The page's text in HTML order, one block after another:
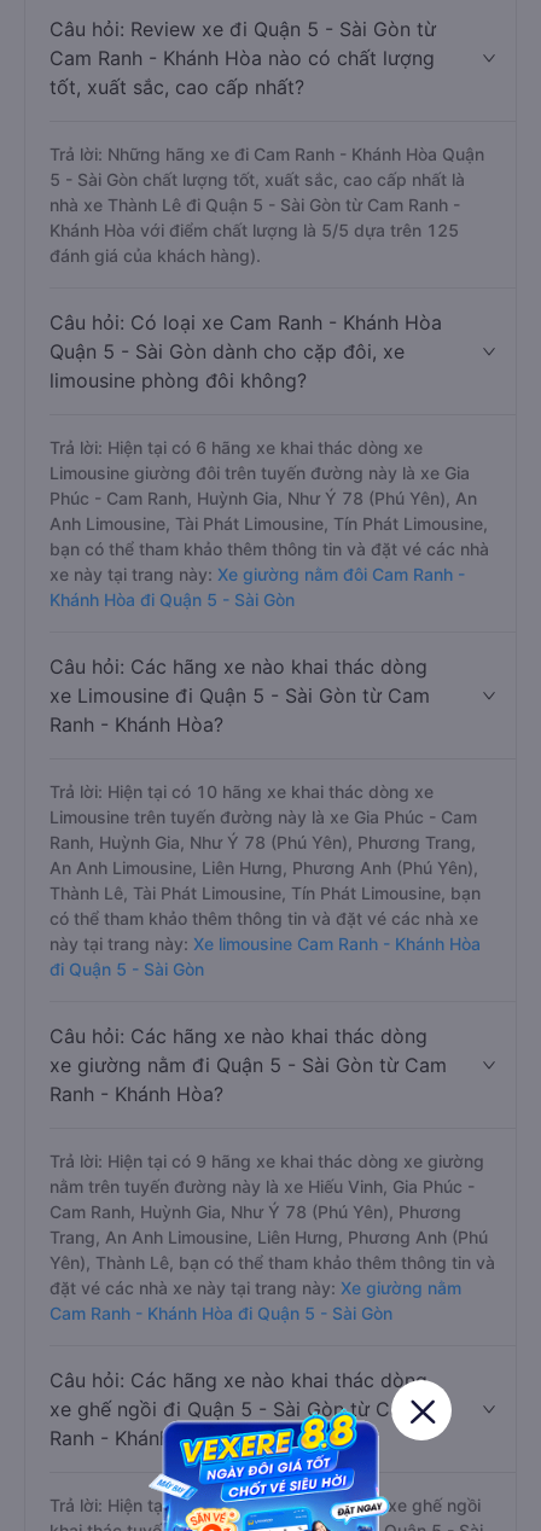
Câu hỏi: Review xe đi Quận 5 - Sài Gòn từ
Cam Ranh - Khánh Hòa nào có chất lượng
tốt, xuất sắc, cao cấp nhất?
Trả lời: Những hãng xe đi Cam Ranh - Khánh Hòa Quận
5 - Sài Gòn chất lượng tốt, xuất sắc, cao cấp nhất là
nhà xe Thành Lê đi Quận 5 - Sài Gòn từ Cam Ranh -
Khánh Hòa với điểm chất lượng là 5/5 dựa trên 125
đánh giá của khách hàng).
Câu hỏi: Có loại xe Cam Ranh - Khánh Hòa
Quận 5 - Sài Gòn dành cho cặp đôi, xe
limousine phòng đôi không?
Trả lời: Hiện tại có 6 hãng xe khai thác dòng xe
Limousine giường đôi trên tuyến đường này là xe Gia
Phúc - Cam Ranh, Huỳnh Gia, Như Ý 78 (Phú Yên), An
Anh Limousine, Tài Phát Limousine, Tín Phát Limousine,
bạn có thể tham khảo thêm thông tin và đặt vé các nhà
xe này tại trang này: Xe giường nằm đôi Cam Ranh -
Khánh Hòa đi Quận 5 - Sài Gòn
Câu hỏi: Các hãng xe nào khai thác dòng
xe Limousine đi Quận 5 - Sài Gòn từ Cam
Ranh - Khánh Hòa?
Trả lời: Hiện tại có 10 hãng xe khai thác dòng xe
Limousine trên tuyến đường này là xe Gia Phúc - Cam
Ranh, Huỳnh Gia, Như Ý 78 (Phú Yên), Phương Trang,
An Anh Limousine, Liên Hưng, Phương Anh (Phú Yên),
Thành Lê, Tài Phát Limousine, Tín Phát Limousine, bạn
có thể tham khảo thêm thông tin và đặt vé các nhà xe
này tại trang này: Xe limousine Cam Ranh - Khánh Hòa
đi Quận 5 - Sài Gòn
Câu hỏi: Các hãng xe nào khai thác dòng
xe giường nằm đi Quận 5 - Sài Gòn từ Cam
Ranh - Khánh Hòa?
Trả lời: Hiện tại có 9 hãng xe khai thác dòng xe giường
nằm trên tuyến đường này là xe Hiếu Vinh, Gia Phúc -
Cam Ranh, Huỳnh Gia, Như Ý 78 (Phú Yên), Phương
Trang, An Anh Limousine, Liên Hưng, Phương Anh (Phú
Yên), Thành Lê, bạn có thể tham khảo thêm thông tin và
đặt vé các nhà xe này tại trang này: Xe giường nằm
Cam Ranh - Khánh Hòa đi Quận 5 - Sài Gòn
Câu hỏi: Các hãng xe nào khai thác dòng
xe ghế ngồi đi Quận 5 - Sài Gòn từ Cam
Ranh - Khánh Hòa?
Trả lời: Hiện tại chưa có nhà xe nào có loại xe ghế ngồi